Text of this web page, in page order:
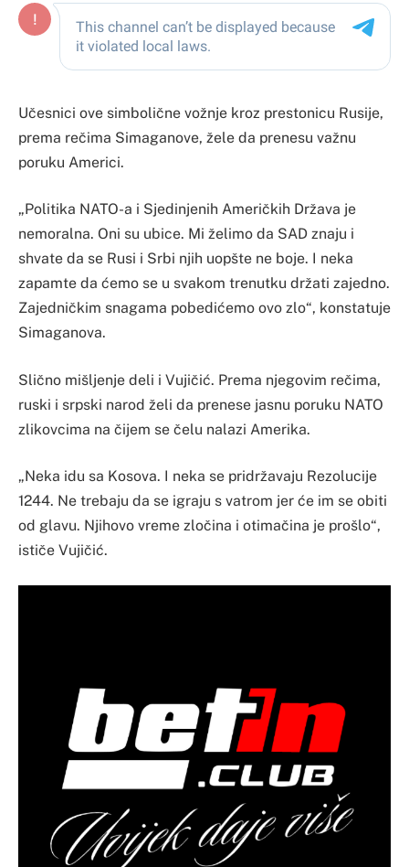
Učesnici ove simbolične vožnje kroz prestonicu Rusije,
prema rečima Simaganove, žele da prenesu važnu
poruku Americi.
„Politika NATO-a i Sjedinjenih Američkih Država je
nemoralna. Oni su ubice. Mi želimo da SAD znaju i
shvate da se Rusi i Srbi njih uopšte ne boje. I neka
zapamte da ćemo se u svakom trenutku držati zajedno.
Zajedničkim snagama pobedićemo ovo zlo“, konstatuje
Simaganova.
Slično mišljenje deli i Vujičić. Prema njegovim rečima,
ruski i srpski narod želi da prenese jasnu poruku NATO
zlikovcima na čijem se čelu nalazi Amerika.
„Neka idu sa Kosova. I neka se pridržavaju Rezolucije
1244. Ne trebaju da se igraju s vatrom jer će im se obiti
od glavu. Njihovo vreme zločina i otimačina je prošlo“,
ističe Vujičić.